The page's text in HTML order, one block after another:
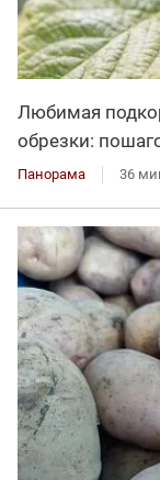
Любимая
обрезки:
Панорама 36